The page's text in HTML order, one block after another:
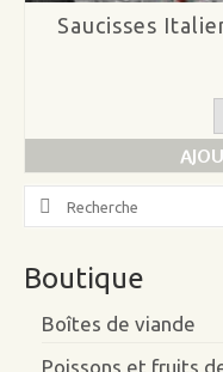
Saucisses
Search
for:
Boutique
Boîtes de viande
Poissons et fruits